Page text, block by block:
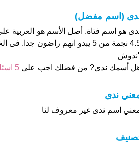
(اسم مفضل)
4.5 نجمة من 5 يبدو انهم راضون
أسمك ندى? من فضلك اجب على5 اسئلة عن أسمك
ندى
اسم ندى غير معروف لنا